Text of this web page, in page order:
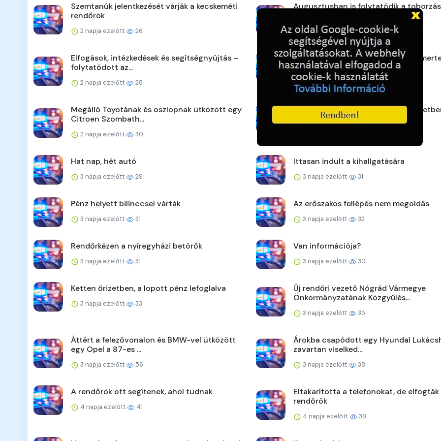
Szemtanúk jelentkezését várják a kecskeméti
rendőrök
2 napja ezelőtt 26
Augusztusban is folytatódik a toborzás
2 napja ezelőtt 25
Elfogások, intézkedések és segítségnyújtás –
folytatódott az...
2 napja ezelőtt 28
A kamera rögzítette, a rendőr
2 napja ezelőtt 30
Megálló Toyotának és oszlopnak ütközött egy
Citroen Szombath...
2 napja ezelőtt 30
Kiürítés és lezárás az I. és a XI.
2 napja ezelőtt 30
Hat nap, hét autó
3 napja ezelőtt 29
Ittasan indult a kihallgatására
3 napja ezelőtt 31
Pénz helyett bilinccsel várták
3 napja ezelőtt 31
Az erőszakos fellépés nem megoldás
3 napja ezelőtt 32
Rendőrkézen a nyíregyházi betörők
3 napja ezelőtt 31
Van információja?
3 napja ezelőtt 30
Ketten őrizetben, a lopott pénz lefoglalva
3 napja ezelőtt 33
Új rendőri vezető Nógrád Vármegye
Önkormányzatának Közgyűlés...
3 napja ezelőtt 35
Áttért a felezővonalon és BMW-vel ütközött
egy Opel a 87-es ...
3 napja ezelőtt 56
Árokba csapódott egy Hyundai
zavartan viselked...
3 napja ezelőtt 38
A rendőrök ott segítenek, ahol tudnak
4 napja ezelőtt 41
Eltakarította a telefonokat, de elfogták
rendőrök
4 napja ezelőtt 39